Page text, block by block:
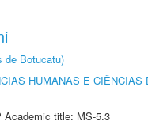
de Botucatu)
HUMANAS E CIÊNCIAS
Academic title: MS-5.3